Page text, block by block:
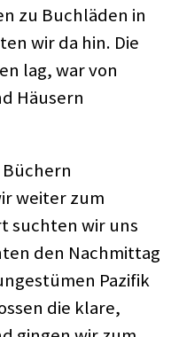
zu Buchläden in
wir da hin. Die
lag, war von
Häusern
Büchern
weiter zum
suchten wir uns
den Nachmittag
Pazifik
die klare,